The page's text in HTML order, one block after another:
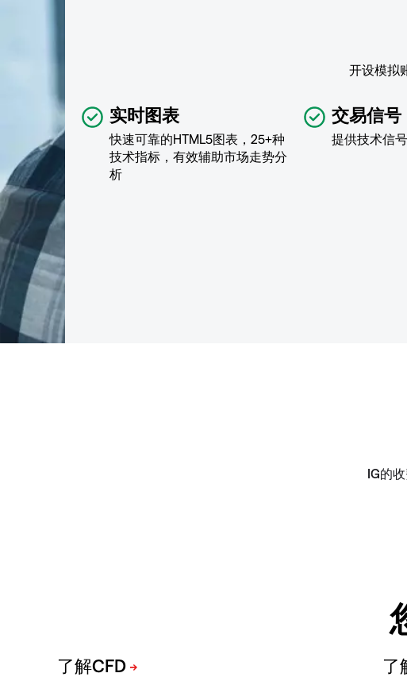
开设模拟
实时图表
快速可靠的HTML5图表，25+种
技术指标，有效辅助市场走势分
析
交易信号
提供技术信